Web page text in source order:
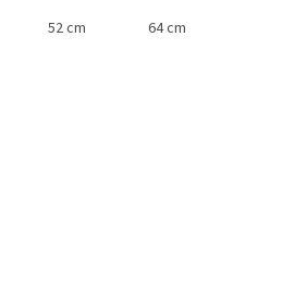
let) 52 cm 64 cm